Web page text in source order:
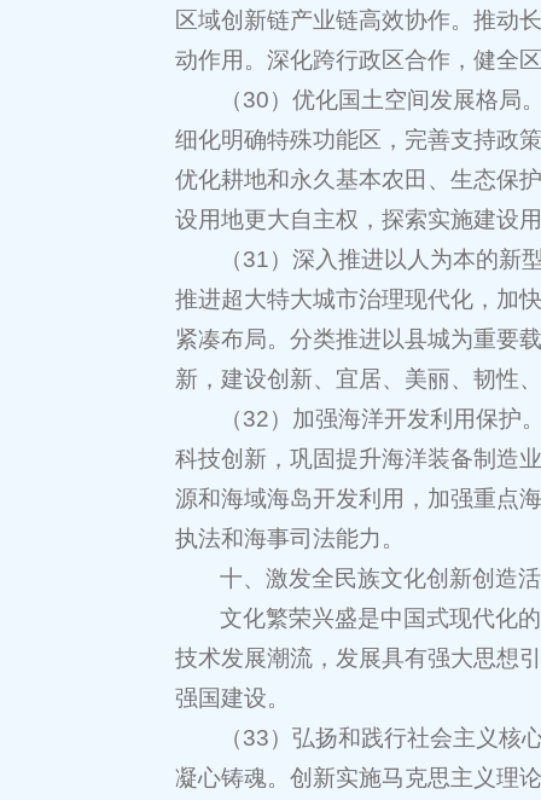
区域创新链产业链高效协作。推动
动作用。深化跨行政区合作，健全
（30）优化国土空间发展格
细化明确特殊功能区，完善支持政
优化耕地和永久基本农田、生态保
设用地更大自主权，探索实施建设
（31）深入推进以人为本的
推进超大特大城市治理现代化，加
紧凑布局。分类推进以县城为重要
新，建设创新、宜居、美丽、韧性
（32）加强海洋开发利用保
科技创新，巩固提升海洋装备制造
源和海域海岛开发利用，加强重点
执法和海事司法能力。
十、激发全民族文化创新创造
文化繁荣兴盛是中国式现代化
技术发展潮流，发展具有强大思想
强国建设。
（33）弘扬和践行社会主义
凝心铸魂。创新实施马克思主义理